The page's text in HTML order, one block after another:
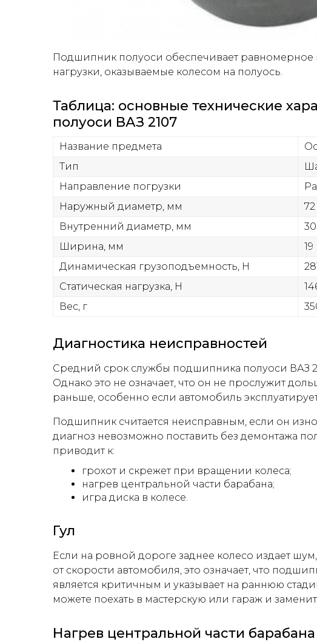
Подшипник полуоси обеспечивает равномерное
нагрузки, оказываемые колесом на полуось.
Таблица: основные технические
полуоси ВАЗ 2107
Название предмета
Тип
Направление погрузки
Наружный диаметр, мм
72
Внутренний диаметр, мм
30
Ширина, мм
19
Динамическая грузоподъемность, Н
Статическая нагрузка, Н
Вес, г
Диагностика неисправностей
Средний срок службы подшипника полуоси ВАЗ
Однако это не означает, что он не прослужит
раньше, особенно если автомобиль
Подшипник считается неисправным, если он
диагноз невозможно поставить без демонтажа
приводит к:
грохот и скрежет при вращении колеса;
нагрев центральной части барабана;
игра диска в колесе.
Гул
Если на ровной дороге заднее колесо издает
от скорости автомобиля, это означает, что
является критичным и указывает на раннюю
можете поехать в мастерскую или гараж и
Нагрев центральной части барабана